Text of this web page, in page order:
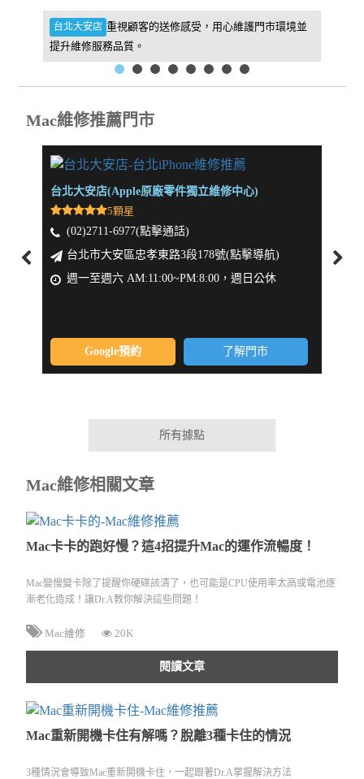
台北大安店 重視顧客的送修感受，用心維護門市環境並
提升維修服務品質。
Mac維修推薦門市
台北大安店(Apple原廠零件獨立維修中心)
5顆星
(02)2711-6977(點擊通話)
台北市大安區忠孝東路3段178號(點擊導航)
週一至週六 AM:11:00~PM:8:00，週日公休
Google預約 了解門市
所有據點
Mac維修相關文章
Mac卡卡的跑好慢？這4招提升Mac的運作流暢度！
Mac變慢變卡除了提醒你硬碟該清了，也可能是CPU使用率太高或電池逐
漸老化造成！讓Dr.A教你解決這些問題！
Mac維修 20K
閱讀文章
Mac重新開機卡住有解嗎？脫離3種卡住的情況
3種情況會導致Mac重新開機卡住，一起跟著Dr.A掌握解決方法